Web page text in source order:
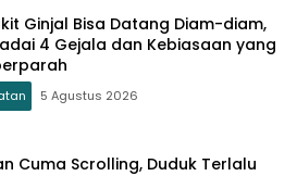
Ginjal Bisa Datang Diam-diam,
4 Gejala dan Kebiasaan yang
5 Agustus 2026
Cuma Scrolling, Duduk Terlalu